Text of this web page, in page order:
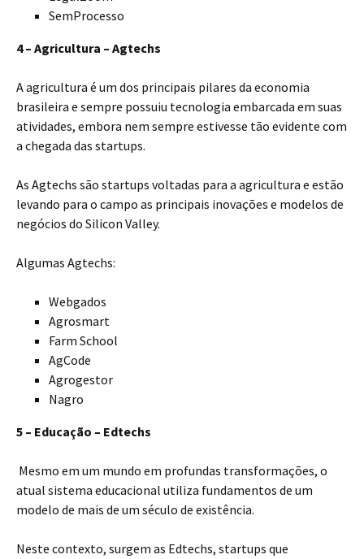
SemProcesso
4 – Agricultura – Agtechs
A agricultura é um dos principais pilares da economia
brasileira e sempre possuiu tecnologia embarcada em suas
atividades, embora nem sempre estivesse tão evidente com
a chegada das startups.
As Agtechs são startups voltadas para a agricultura e estão
levando para o campo as principais inovações e modelos de
negócios do Silicon Valley.
Algumas Agtechs:
Webgados
Agrosmart
Farm School
AgCode
Agrogestor
Nagro
5 – Educação – Edtechs
Mesmo em um mundo em profundas transformações, o
atual sistema educacional­­­­ utiliza fundamentos de um
modelo de mais de um século de existência.
Neste contexto, surgem as Edtechs, startups que